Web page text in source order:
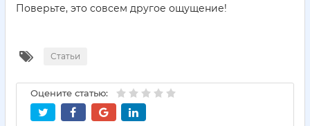
Поверьте, это совсем другое ощущение!
Статьи
Оцените статью: